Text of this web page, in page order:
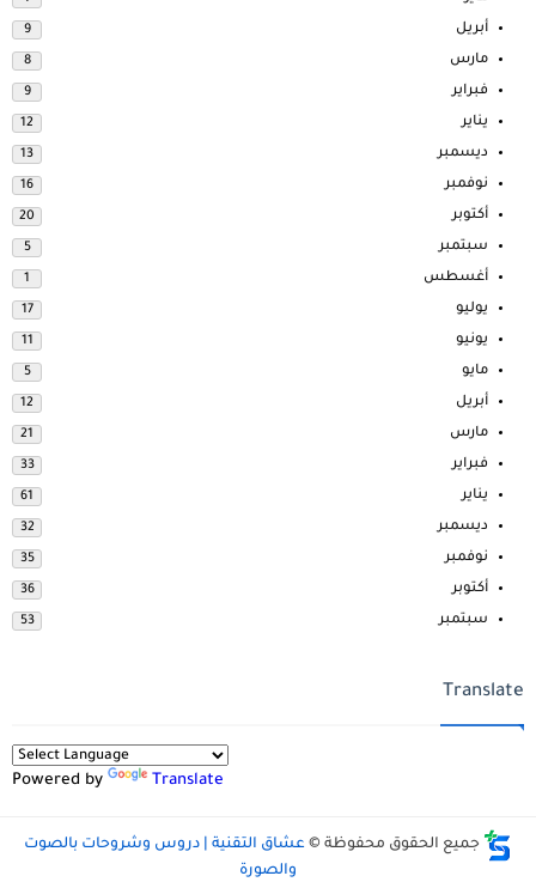
أبريل 9
مارس 8
فبراير 9
يناير 12
ديسمبر 13
نوفمبر 16
أكتوبر 20
سبتمبر 5
أغسطس 1
يوليو 17
يونيو 11
مايو 5
أبريل 12
مارس 21
فبراير 33
يناير 61
ديسمبر 32
نوفمبر 35
أكتوبر 36
سبتمبر 53
Translate
Powered by Translate
جميع الحقوق محفوظة © عشاق التقنية | دروس وشروحات بالصوت
والصورة